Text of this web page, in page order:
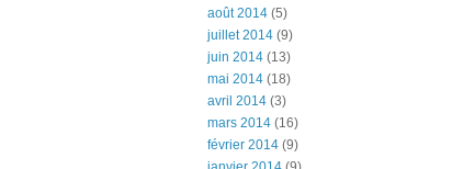
août 2014 (5)
juillet 2014 (9)
juin 2014 (13)
mai 2014 (18)
avril 2014 (3)
mars 2014 (16)
février 2014 (9)